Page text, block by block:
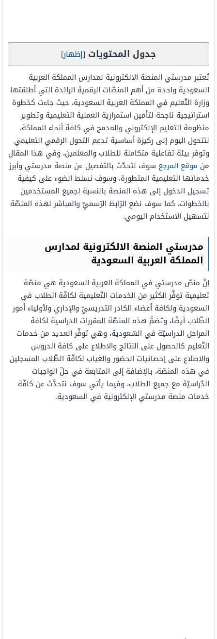
جدول المحتويات [إظهار]
تُعتبر مدرستي المنصة الالكترونية لمدارس المملكة العربية
السعودية واحدة من أهم المنصّات الرقمية الرائدة التي أطلقتها
وزارة التّعليم في المملكة العربية السعودية، حيث جاءت كخطوة
استراتيجية ناجحة لتأمين استمرارية العملية التعليمية وتطوير
منظومة التعليم الإلكتروني والمدمج في كافة أنحاء المملكة،
لتتحول اليوم إلى ركيزة أساسية تدعم التحول الرقمي التعليمي
وتوفر بيئة تفاعلية متكاملة للطلاب والمعلمين، وفي هذا المقال
من موقع المرجع سوف نتحدّث بالتفصيل عن منصة مدرستي وأبرز
خدماتها التعليمية المتطورة، وسوف نسلط الضوء على كيفية
تسجيل الدخول إلى هذه المنصة بالنسبة لجميع المستخدمين
بالخطوات، كما سوف نضع الرّابط الرّسميّ والمباشر لهذه المنصّة
لتسهيل الاستخدام اليومي.
مدرستي المنصة الالكترونية لمدارس
المملكة العربية السعودية
إنَّ منصّ مدرستي في المملكة العربية السعودية هي منصّة
تعليمية توفِّر الكثير من الخدمات التّعليمية لكافّة الطلاب في
السعودية ولكافة أعضاء الكادر التدريسيّ والإداري ولأولياء أمور
الطّلاب أيضًا، وتضمُّ هذه المنصّة المقررات الدراسية لكافة
المراحل الدراسيّة في السّعودية، وهي توفِّر العديد من خدمات
التّعليم كالحصول على النتائج والاطلاع على كافة الدروس
والاطلاع على إحصائيات الحضور والغياب لكافّة الطّلاب المسجلين
في هذه المنصّة، بالإضافة إلى المتابعة في حلّ الواجبات
الدّراسيّة مع جميع الطلاب، وفيما يأتي سوف نتحدَّث عن كافّة
خدمات منصة مدرستي الإلكترونية في السعودية.